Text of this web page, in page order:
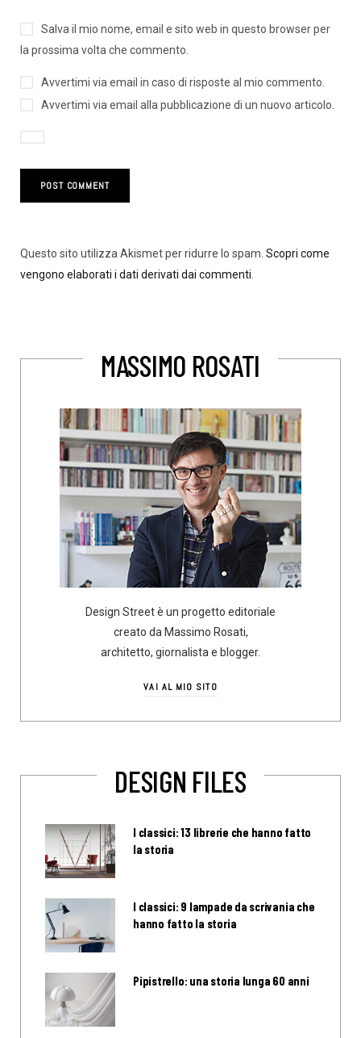
Salva il mio nome, email e sito web in questo browser per
la prossima volta che commento.
Avvertimi via email in caso di risposte al mio commento.
Avvertimi via email alla pubblicazione di un nuovo articolo.
Questo sito utilizza Akismet per ridurre lo spam. Scopri come
vengono elaborati i dati derivati dai commenti
MASSIMO ROSATI
Design Street è un progetto editoriale
creato da Massimo Rosati,
architetto, giornalista e blogger.
VAI AL MIO SITO
DESIGN FILES
I classici: 13 librerie che hanno fatto
la storia
I classici: 9 lampade da scrivania che
hanno fatto la storia
Pipistrello: una storia lunga 60 anni